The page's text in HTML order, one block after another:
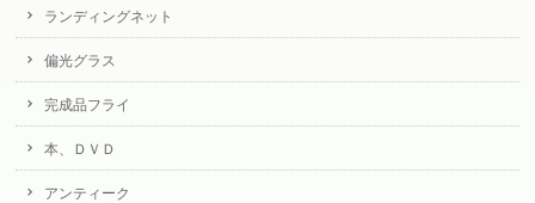
ランディングネット
偏光グラス
完成品フライ
本、ＤＶＤ
アンティーク